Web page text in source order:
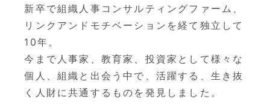
新卒で組織人事コンサルティングファーム、
リンクアンドモチベーションを経て独立して
10年。
今まで人事家、教育家、投資家として様々な
個人、組織と出会う中で、活躍する、生き抜
く人財に共通するものを発見しました。